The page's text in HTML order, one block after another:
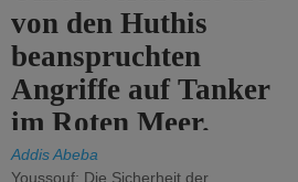
von den Huthis
beanspruchten
Angriffe auf Tanker
im Roten Meer.
Addis Abeba
Youssouf: Die Sicherheit der